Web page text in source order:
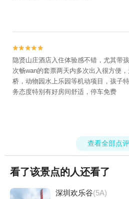


隐贤山庄酒店入住体验感不错，尤其带
次畅wan的套票两天内多次出入很方便
桥，动物园水上乐园等机动项目，孩子
务态度特别有好房间舒适，停车免费
查看全部点评
看了该景点的人还看了
深圳欢乐谷(5A)